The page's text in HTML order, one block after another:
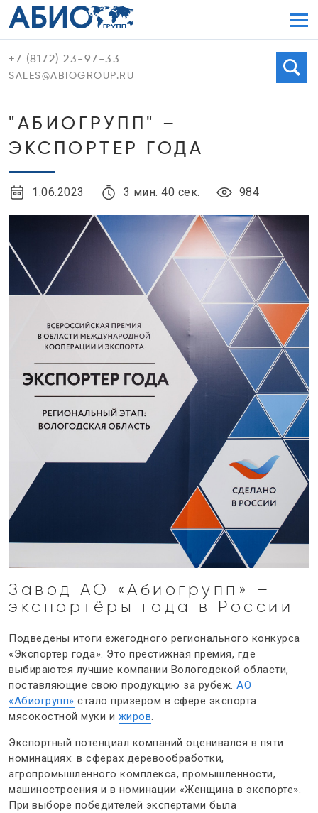
+7 (8172) 23-97-33
SALES@ABIOGROUP.RU
Поиск
"АБИОГРУПП" –
ЭКСПОРТЕР ГОДА
1.06.2023 3 мин. 40 сек. 984
Завод АО «Абиогрупп» –
экспортёры года в России
Подведены итоги ежегодного регионального конкурса
«Экспортер года». Это престижная премия, где
выбираются лучшие компании Вологодской области,
поставляющие свою продукцию за рубеж. АО
«Абиогрупп» стало призером в сфере экспорта
мясокостной муки и жиров.
Экспортный потенциал компаний оценивался в пяти
номинациях: в сферах деревообработки,
агропромышленного комплекса, промышленности,
машиностроения и в номинации «Женщина в экспорте».
При выборе победителей экспертами была